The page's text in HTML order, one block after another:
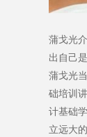
蒲戈光
出自己
蒲戈光
础培训
计基础
立远大